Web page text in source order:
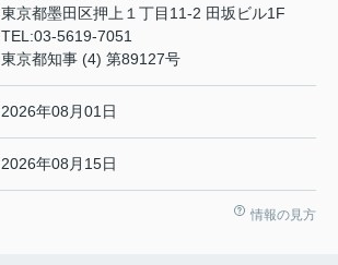
東京都墨田区押上１丁目11-2 田坂ビル1F
TEL:03-5619-7051
東京都知事 (4) 第89127号
2026年08月01日
2026年08月15日
情報の見方